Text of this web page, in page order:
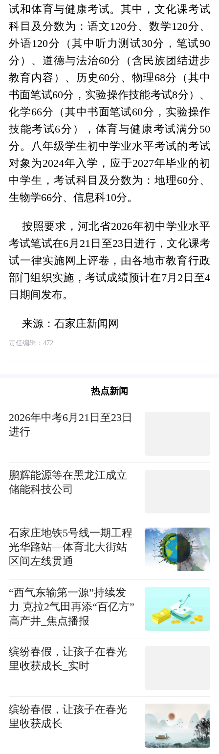
试和体育与健康考试。其中，文化课考试
科目及分数为：语文120分、数学120分、
外语120分（其中听力测试30分，笔试90
分）、道德与法治60分（含民族团结进步
教育内容）、历史60分、物理68分（其中
书面笔试60分，实验操作技能考试8分）、
化学66分（其中书面笔试60分，实验操作
技能考试6分），体育与健康考试满分50
分。八年级学生初中学业水平考试的考试
对象为2024年入学，应于2027年毕业的初
中学生，考试科目及分数为：地理60分、
生物学66分、信息科10分。
按照要求，河北省2026年初中学业水平
考试笔试在6月21日至23日进行，文化课考
试一律实施网上评卷，由各地市教育行政
部门组织实施，考试成绩预计在7月2日至4
日期间发布。
来源：石家庄新闻网
责任编辑：472
热点新闻
2026年中考6月21日至23日
进行
鹏辉能源等在黑龙江成立
储能科技公司
石家庄地铁5号线一期工程
光华路站—体育北大街站
区间左线贯通
“西气东输第一源”持续发
力 克拉2气田再添“百亿方”
高产井_焦点播报
缤纷春假，让孩子在春光
里收获成长_实时
缤纷春假，让孩子在春光
里收获成长